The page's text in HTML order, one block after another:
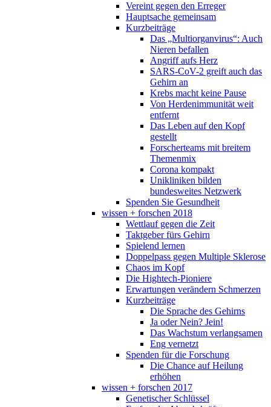
Vereint gegen den Erreger
Hauptsache gemeinsam
Kurzbeiträge
Das „Multiorganvirus“: Auch
Nieren befallen
Angriff aufs Herz
SARS-CoV-2 greift auch das
Gehirn an
Krebs macht keine Pause
Von Herdenimmunität weit
entfernt
Das Leben auf den Kopf
gestellt
Forscherteams mit breitem
Themenmix
Corona kompakt
Unikliniken bilden
bundesweites Netzwerk
Spenden Sie Gesundheit
wissen + forschen 2018
Wettlauf gegen die Zeit
Taktgeber fürs Gehirn
Spielend lernen
Doppelpass gegen Multiple Sklerose
Chaos im Kopf
Die Hightech-Pioniere
Erwartungen verändern Schmerzen
Kurzbeiträge
Die Sprache des Gehirns
Ja oder Nein? Jein!
Das Wachstum verlangsamen
Eng vernetzt
Spenden für die Forschung
Die Chance auf Heilung
erhöhen
wissen + forschen 2017
Genetischer Schlüssel